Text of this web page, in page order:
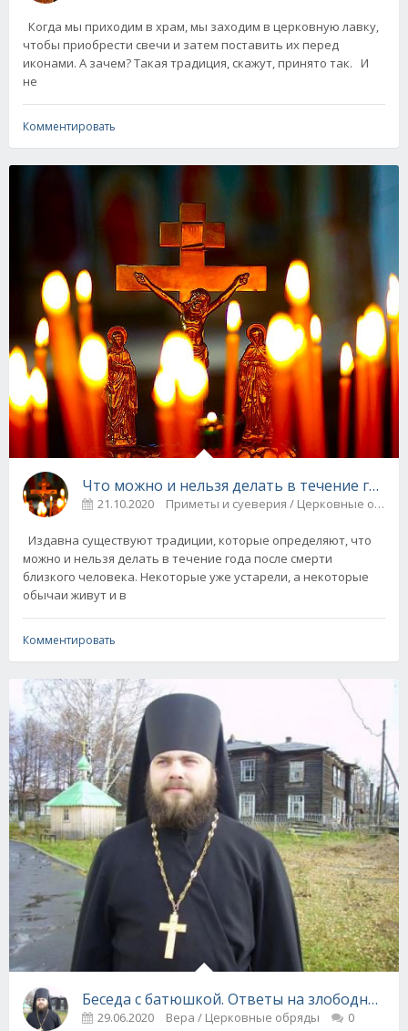
Когда мы приходим в храм, мы заходим в церковную лавку,
чтобы приобрести свечи и затем поставить их перед
иконами. А зачем? Такая традиция, скажут, принято так. И
не
Комментировать
Что можно и нельзя делать в течение года
21.10.2020 Приметы и суеверия / Церковные
Издавна существуют традиции, которые определяют, что
можно и нельзя делать в течение года после смерти
близкого человека. Некоторые уже устарели, а некоторые
обычаи живут и в
Комментировать
Беседа с батюшкой. Ответы на
29.06.2020 Вера / Церковные обряды 0